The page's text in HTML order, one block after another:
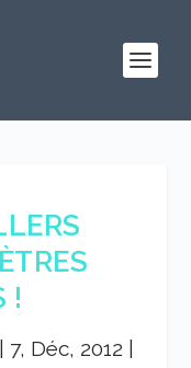
!
7, Déc, 2012